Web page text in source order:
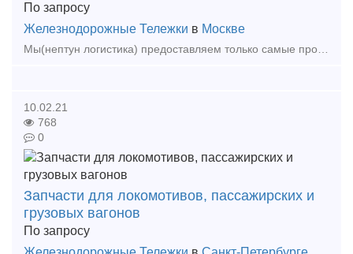
По запросу
Железнодорожные Тележки в Москве
Мы(нептун логистика) предоставляем только самые профессиональные и эффективные логистические услуги. Наша компания занимается международными ж.д мультимодальными грузоперевозками(контейнер)
10.02.21
768
0
Запчасти для локомотивов, пассажирских и
грузовых вагонов
По запросу